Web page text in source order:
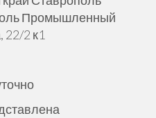
Промышленный
22/2 к1